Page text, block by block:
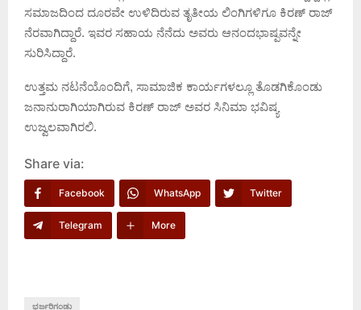
ಸಮಾಜದಿಂದ ದೂರವೇ ಉಳಿದಿರುವ ತೃತೀಯ ಲಿಂಗಿಗಳಿಗೂ ಕಿರಣ್ ರಾಜ್
ನೆರವಾಗಿದ್ದಾರೆ. ಇವರ ಸಹಾಯ ನೆನೆದು ಅವರು ಆನಂದಭಾಷ್ಪವನ್ನೇ
ಸುರಿಸಿದ್ದಾರೆ.
ಉತ್ತಮ ನಟನೆಯೊಂದಿಗೆ, ಸಾಮಾಜಿಕ ಕಾರ್ಯಗಳಲ್ಲೂ ತೊಡಗಿಕೊಂಡು
ಜನಾನುರಾಗಿಯಾಗಿರುವ ಕಿರಣ್ ರಾಜ್ ಅವರ ಸಿನಿಮಾ ಭವಿಷ್ಯ
ಉಜ್ವಲವಾಗಿರಲಿ.
Share via:
Facebook WhatsApp Twitter
Telegram More
ಭರ್ಜರಿಗಂಡು